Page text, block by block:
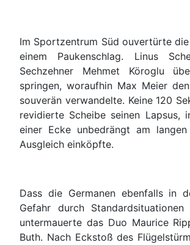
Im Sportzentrum Süd ouvertürte
einem Paukenschlag. Linus
Sechzehner Mehmet Köroglu
springen, woraufhin Max Meier
souverän verwandelte. Keine 120
revidierte Scheibe seinen Lapsus,
einer Ecke unbedrängt am
Ausgleich einköpfte.
Dass die Germanen ebenfalls in
Gefahr durch Standardsituationen
untermauerte das Duo Maurice
Buth. Nach Eckstoß des